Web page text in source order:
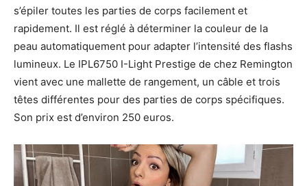
s’épiler toutes les parties de corps facilement et
rapidement. Il est réglé à déterminer la couleur de la
peau automatiquement pour adapter l’intensité des flashs
lumineux. Le IPL6750 I-Light Prestige de chez Remington
vient avec une mallette de rangement, un câble et trois
têtes différentes pour des parties de corps spécifiques.
Son prix est d’environ 250 euros.